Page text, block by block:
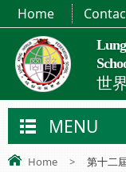
世
Home
MENU
Home > 第十二